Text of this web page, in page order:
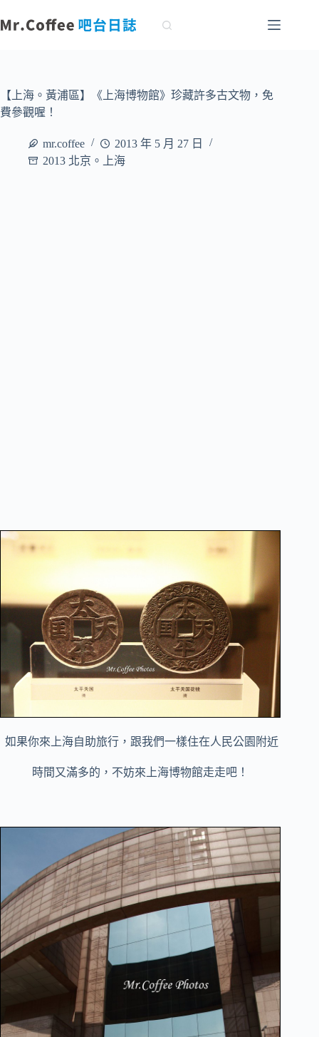
至
容【上海。黃浦區】《上海博物館》珍藏許多古文物，免
費參觀喔！
mr.coffee
2013 年 5 月 27 日
2013 北京。上海
如果你來上海自助旅行，跟我們一樣住在人民公園附近
時間又滿多的，不妨來上海博物館走走吧！